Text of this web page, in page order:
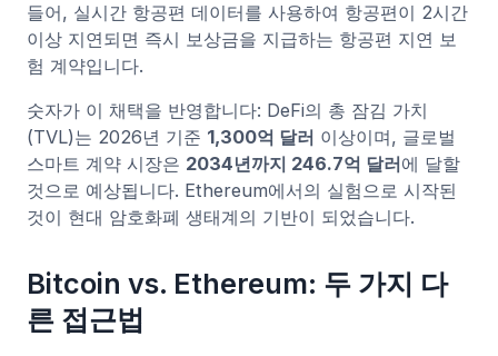
들어, 실시간 항공편 데이터를 사용하여 항공편이 2시간
이상 지연되면 즉시 보상금을 지급하는 항공편 지연 보
험 계약입니다.
숫자가 이 채택을 반영합니다: DeFi의 총 잠김 가치
(TVL)는 2026년 기준 1,300억 달러 이상이며, 글로벌
스마트 계약 시장은 2034년까지 246.7억 달러에 달할
것으로 예상됩니다. Ethereum에서의 실험으로 시작된
것이 현대 암호화폐 생태계의 기반이 되었습니다.
Bitcoin vs. Ethereum: 두 가지 다
른 접근법